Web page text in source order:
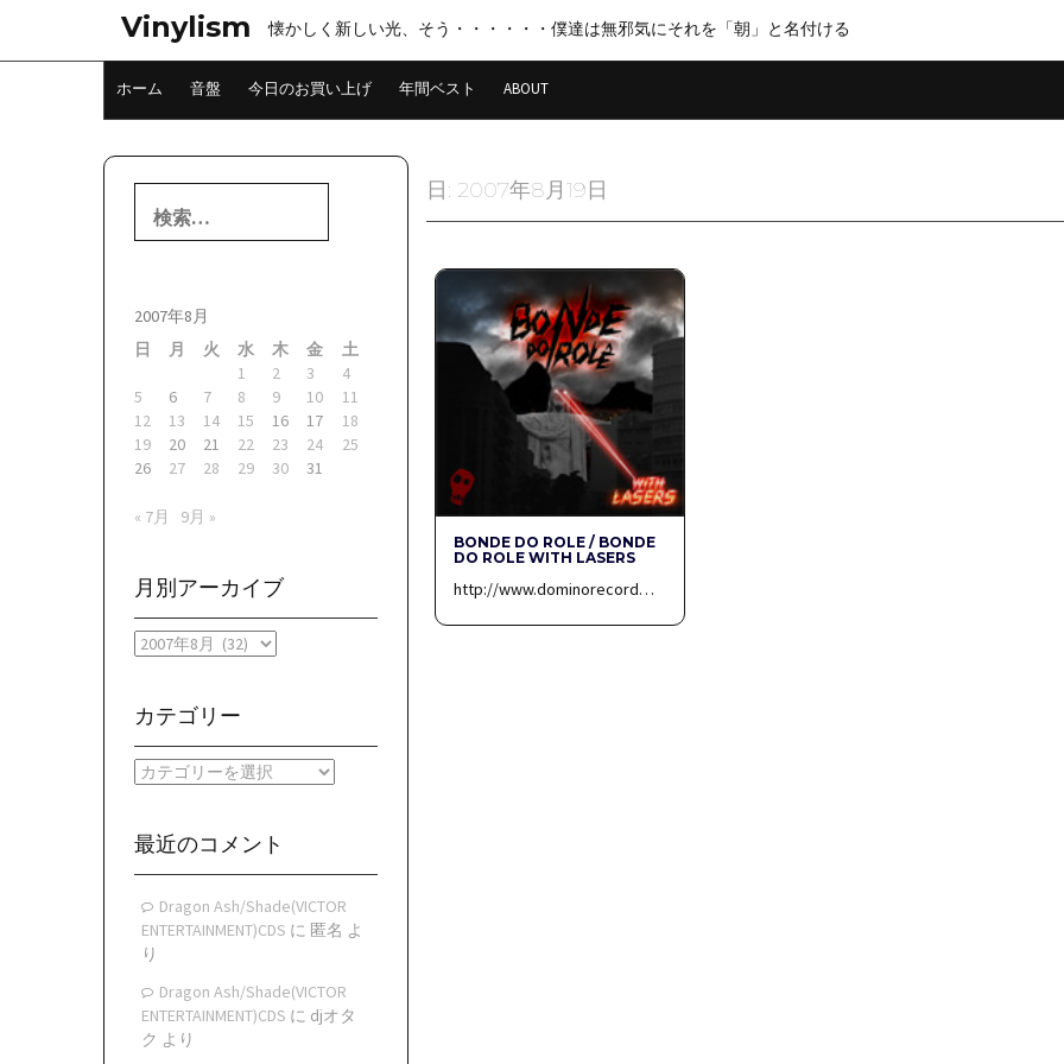
テ
Vinylism 懐かしく新しい光、そう・・・・・・僕達は無邪気にそれを「朝」と名付ける
ホーム 音盤 今日のお買い上げ 年間ベスト ABOUT
日: 2007年8月19日
BONDE DO ROLE / BONDE
DO ROLE WITH LASERS
http://www.dominorecord…
索:
2007年8月
日
月 火 水 木 金
土
1
2 3
4
5
6 7 8 9 10
11
12
13 14 15 16 17
18
19
20 21 22 23 24
25
26
27 28 29 30 31
« 7月 9月 »
月別アーカイブ
月
ー
イ
ブ
カテゴリー
カ
リ
最近のコメント
Dragon Ash/Shade(VICTOR
ENTERTAINMENT)CDS に 匿名 よ
り
Dragon Ash/Shade(VICTOR
ENTERTAINMENT)CDS に djオタ
ク より